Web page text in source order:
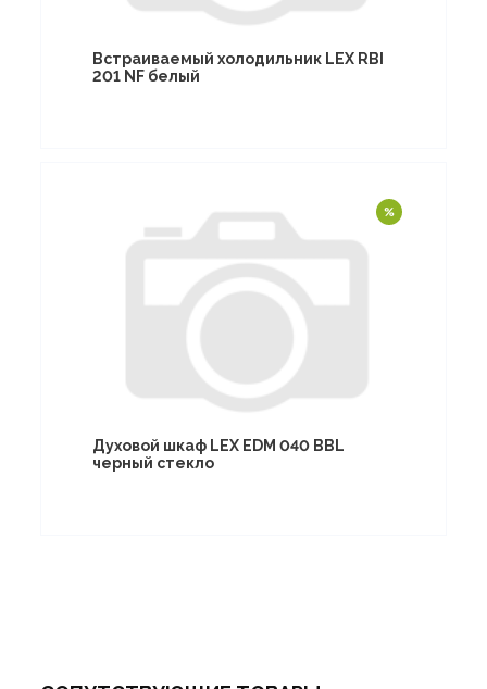
Встраиваемый холодильник LEX RBI
201 NF белый
Духовой шкаф LEX EDM 040 BBL
черный стекло